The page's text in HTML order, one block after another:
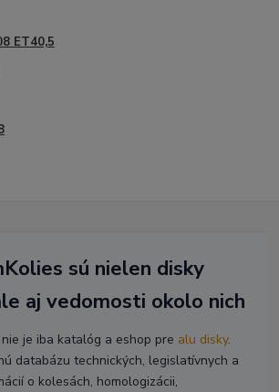
ET40,5
sú nielen disky
aj vedomosti okolo nich
je iba katalóg a eshop pre alu disky.
databázu technických, legislatívnych a
o kolesách, homologizácii,